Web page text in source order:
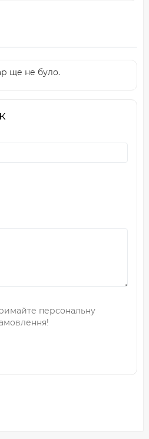
ще не було.
персональну